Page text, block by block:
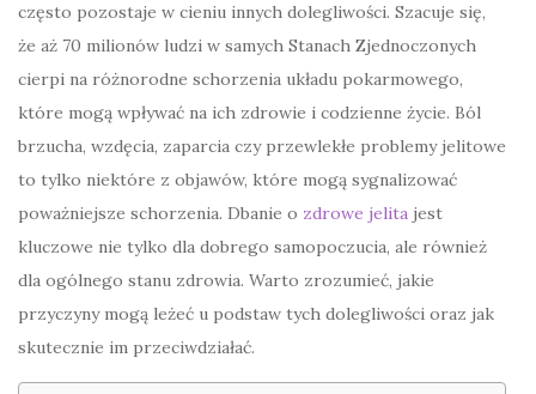
często pozostaje w cieniu innych dolegliwości. Szacuje się,
że aż 70 milionów ludzi w samych Stanach Zjednoczonych
cierpi na różnorodne schorzenia układu pokarmowego,
które mogą wpływać na ich zdrowie i codzienne życie. Ból
brzucha, wzdęcia, zaparcia czy przewlekłe problemy jelitowe
to tylko niektóre z objawów, które mogą sygnalizować
poważniejsze schorzenia. Dbanie o zdrowe jelita jest
kluczowe nie tylko dla dobrego samopoczucia, ale również
dla ogólnego stanu zdrowia. Warto zrozumieć, jakie
przyczyny mogą leżeć u podstaw tych dolegliwości oraz jak
skutecznie im przeciwdziałać.